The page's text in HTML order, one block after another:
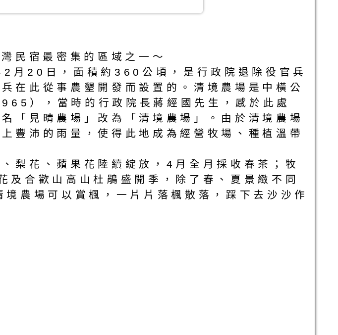
灣民宿最密集的區域之一～
20日，面積約360公頃，是行政院退除役官兵
在此從事農墾開發而設置的。清境農場是中橫公
），當時的行政院長蔣經國先生，感於此處
「見晴農場」改為「清境農場」。由於清境農場
豐沛的雨量，使得此地成為經營牧場、種植溫帶
花、蘋果花陸續綻放，4月全月採收春茶；牧
合歡山高山杜鵑盛開季，除了春、夏景緻不同
農場可以賞楓，一片片落楓散落，踩下去沙沙作